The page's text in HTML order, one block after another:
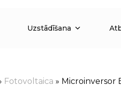
Uzstādīšana
Fotovoltaica » Microinversor